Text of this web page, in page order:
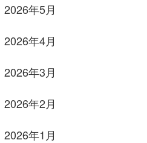
2026年5月
2026年4月
2026年3月
2026年2月
2026年1月